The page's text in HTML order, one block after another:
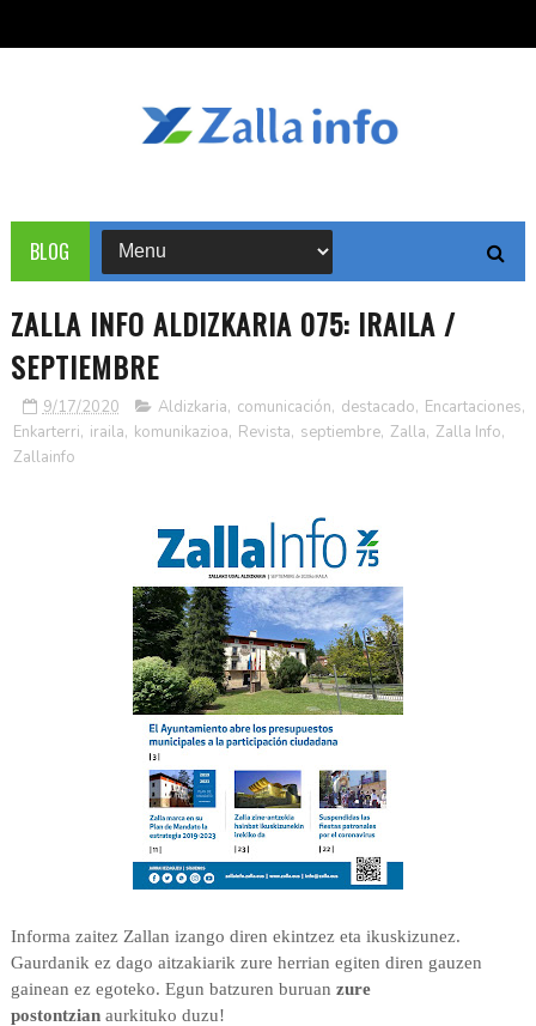
BLOG
ZALLA INFO ALDIZKARIA 075: IRAILA /
SEPTIEMBRE
9/17/2020 Aldizkaria, comunicación, destacado, Encartaciones,
Enkarterri, iraila, komunikazioa, Revista, septiembre, Zalla, Zalla Info,
Zallainfo
Informa zaitez Zallan izango diren ekintzez eta ikuskizunez.
Gaurdanik ez dago aitzakiarik zure herrian egiten diren gauzen
gainean ez egoteko. Egun batzuren buruan zure
postontzianaurkituko duzu!